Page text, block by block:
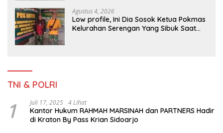
Agustus 4, 2026
Low profile, Ini Dia Sosok Ketua Pokmas
Kelurahan Serengan Yang Sibuk Saat
TNI & POLRI
1 Juli 17, 2025 4 Lihat
Kantor Hukum RAHMAH MARSINAH dan PARTNERS Hadir
di Kraton By Pass Krian Sidoarjo